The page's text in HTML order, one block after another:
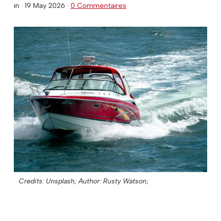
in · 19 May 2026 · 0 Commentaires
Credits: Unsplash; Author: Rusty Watson;